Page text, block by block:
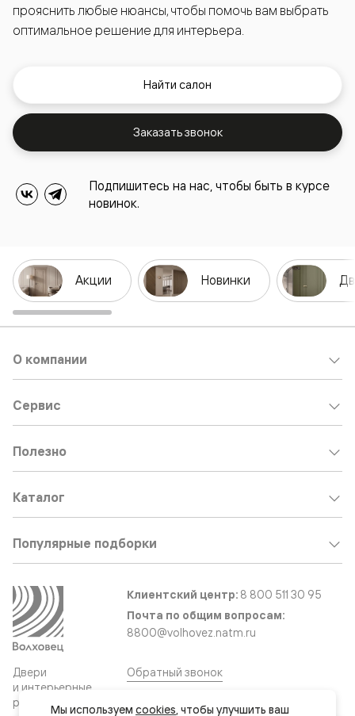
прояснить любые нюансы, чтобы помочь вам выбрать
оптимальное решение для интерьера.
Найти салон
Заказать звонок
Подпишитесь на нас, чтобы быть в курсе
новинок.
Акции Новинки
Двери
и интерьерные
решения
О компании
Сервис
Полезно
Каталог
Популярные подборки
Клиентский центр: 8 800 511 30 95
Почта по общим вопросам:
8800@volhovez.natm.ru
Обратный звонок
Мы используем cookies, чтобы улучшить ваш